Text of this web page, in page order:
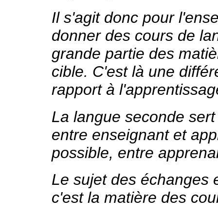
Il s'agit donc pour
donner des cours de
grande partie des
cible. C'est là une
rapport à
La langue seconde
entre enseignant et
possible, entre
Le sujet des échanges
c'est la matière des